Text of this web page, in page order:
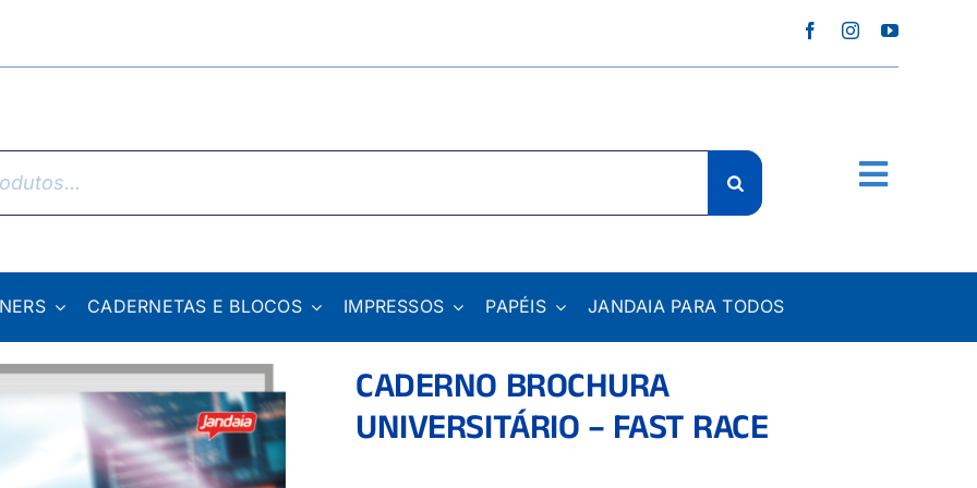
CADERNETAS E BLOCOS IMPRESSOS PAPÉIS JANDAIA PARA TODOS
CADERNO BROCHURA
UNIVERSITÁRIO – FAST RACE